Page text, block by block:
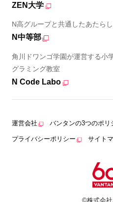
ZEN大学
N高グループと共通したあたら
N中等部
角川ドワンゴ学園が運営する小
グラミング教室
N Code Labo
運営会社 バンタンの3つのポリ
プライバシーポリシー サイト
©株式会